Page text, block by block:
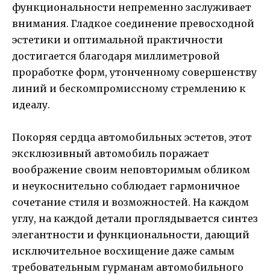
функциональности непременно заслуживает
внимания. Гладкое соединение превосходной
эстетики и оптимальной практичности
достигается благодаря миллиметровой
проработке форм, утонченному совершенству
линий и бескомпромиссному стремлению к
идеалу.
Покоряя сердца автомобильных эстетов, этот
эксклюзивный автомобиль поражает
воображение своим неповторимым обликом
и неукоснительно соблюдает гармоничное
сочетание стиля и возможностей. На каждом
углу, на каждой детали проглядывается синтез
элегантности и функциональности, дающий
исключительное восхищение даже самым
требовательным гурманам автомобильного